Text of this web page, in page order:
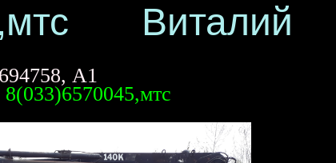
Виталий
А1
8(033)6570045,мтс